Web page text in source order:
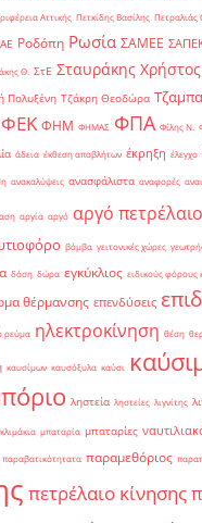
Αττικής Πετκίδης Βασίλης Πετραλιάς
Ροδόπη Ρωσία ΣΑΜΕΕ
Θ. ΣτΕ Σταυράκης Χρήστος
Πολυξένη Τζάκρη Θεοδώρα
ΦΕΚ ΦΗΜ ΦΗΜΑΣ ΦΠΑ Φίλης Ν.
άδεια έκθεση αποβλήτων έκρηξη έλεγχο
ανακαλύψεις ανασφάλιστα αναφορές
αργία αργό αργό πετρέλαιο
βόμβα γειτονικές χώρες
δόση δώρα εγκύκλιος ειδικούς φόρους
θέρμανσης επενδύσεις
ρεύμα ηλεκτροκίνηση θέση
καυσίμων καυσόξυλα καύσι
ληστεία ληστείες λιγνίτης
μπαταρία μπαταρίες
παραβατικότητατα παραμεθόριος
πετρέλαιο κίνησης